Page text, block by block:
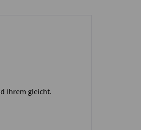
Ihrem gleicht.